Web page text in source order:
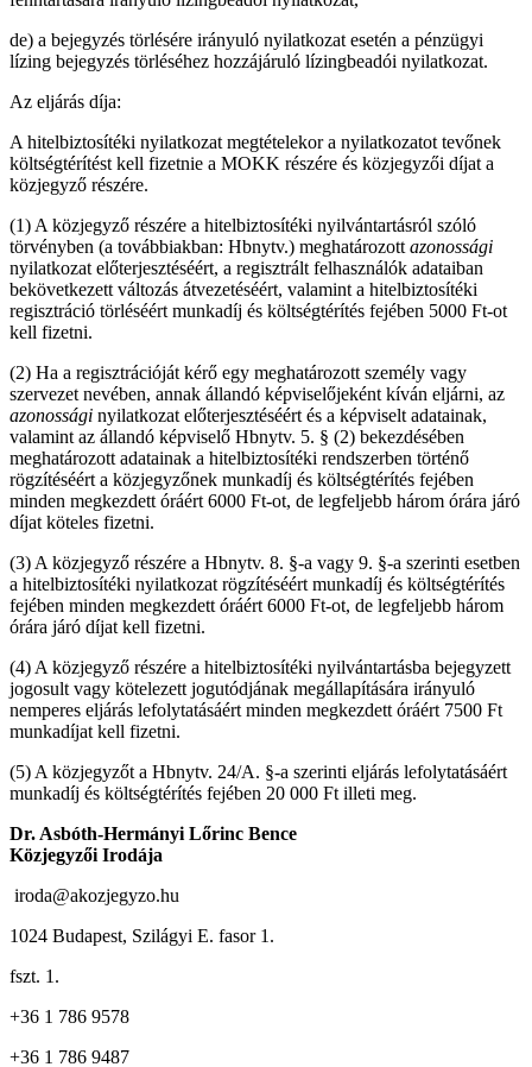
de) a bejegyzés törlésére irányuló nyilatkozat esetén a pénzügyi
lízing bejegyzés törléséhez hozzájáruló lízingbeadói nyilatkozat.
Az eljárás díja:
A hitelbiztosítéki nyilatkozat megtételekor a nyilatkozatot tevőnek
költségtérítést kell fizetnie a MOKK részére és közjegyzői díjat a
közjegyző részére.
(1) A közjegyző részére a hitelbiztosítéki nyilvántartásról szóló
törvényben (a továbbiakban: Hbnytv.) meghatározott azonossági
nyilatkozat előterjesztéséért, a regisztrált felhasználók adataiban
bekövetkezett változás átvezetéséért, valamint a hitelbiztosítéki
regisztráció törléséért munkadíj és költségtérítés fejében 5000 Ft-ot
kell fizetni.
(2) Ha a regisztrációját kérő egy meghatározott személy vagy
szervezet nevében, annak állandó képviselőjeként kíván eljárni, az
azonossági nyilatkozat előterjesztéséért és a képviselt adatainak,
valamint az állandó képviselő Hbnytv. 5. § (2) bekezdésében
meghatározott adatainak a hitelbiztosítéki rendszerben történő
rögzítéséért a közjegyzőnek munkadíj és költségtérítés fejében
minden megkezdett óráért 6000 Ft-ot, de legfeljebb három órára járó
díjat köteles fizetni.
(3) A közjegyző részére a Hbnytv. 8. §-a vagy 9. §-a szerinti esetben
a hitelbiztosítéki nyilatkozat rögzítéséért munkadíj és költségtérítés
fejében minden megkezdett óráért 6000 Ft-ot, de legfeljebb három
órára járó díjat kell fizetni.
(4) A közjegyző részére a hitelbiztosítéki nyilvántartásba bejegyzett
jogosult vagy kötelezett jogutódjának megállapítására irányuló
nemperes eljárás lefolytatásáért minden megkezdett óráért 7500 Ft
munkadíjat kell fizetni.
(5) A közjegyzőt a Hbnytv. 24/A. §-a szerinti eljárás lefolytatásáért
munkadíj és költségtérítés fejében 20 000 Ft illeti meg.
Dr. Asbóth-Hermányi Lőrinc Bence
Közjegyzői Irodája
iroda@akozjegyzo.hu
1024 Budapest, Szilágyi E. fasor 1.
fszt. 1.
+36 1 786 9578
+36 1 786 9487